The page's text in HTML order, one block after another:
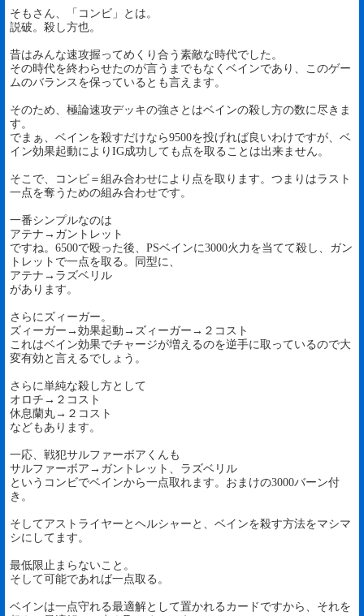
そもさん、「コンビ」とは。
説破。殺し方也。
昔はみんな速攻握ってめくり合う素敵な時代でした。
その時代を終わらせたのが言うまでもなくベインであり、このゲー
ムのバランスを保っているとも言えます。
そのため、極論速攻デッキの強さとはベインの殺し方の数に尽きま
す。
でまぁ、ベインを殺すだけなら9500を投げれば良いわけですが、ベ
イン効果起動によりIG成功しても点を取ることは出来ません。
そこで、コンビ＝組み合わせにより点を取ります。つまりはラスト
一点を奪うための組み合わせです。
一番シンプルなのは
アテナ→ガントレット
ですね。6500で殴った後、PSベインに3000火力を当てて殺し、ガン
トレットで一点を取る。同型に、
アテナ→ラズベリル
があります。
さらにズィーガー。
ズィーガー→効果起動→ズィーガー→２コスト
これはベイン効果でチャージが増えるのを逆手に取っているので大
変有効と言えるでしょう。
さらに単純な殺し方として
オロチ→２コスト
休息蘭丸→２コスト
などもあります。
一応、戦犯サルファーボアくんも
サルファーボア→ガントレット、ラズベリル
というコンビでベインから一点取れます。おまけの3000バーン付
き。
そしてアストライヤーとヘルシャーと、ベインを殺す方法をマシマ
シにしてます。
最低限止まらないこと。
そして可能であれば一点取る。
ベインは一点守れる最適解として置かれるカードですから、それを